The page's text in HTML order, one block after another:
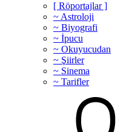
[ Röportajlar ]
~ Astroloji
~ Biyografi
~ İpucu
~ Okuyucudan
~ Şiirler
~ Sinema
~ Tarifler